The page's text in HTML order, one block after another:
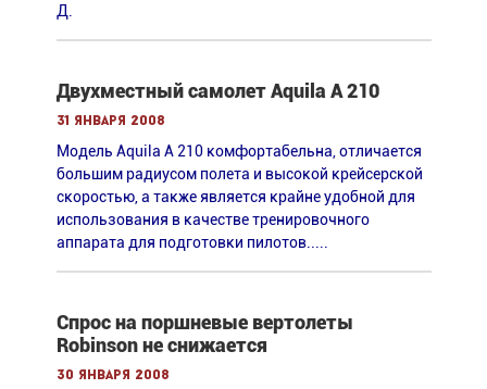
Д.
Двухместный самолет Aquila A 210
31 января 2008
Модель Aquila A 210 комфортабельна, отличается
большим радиусом полета и высокой крейсерской
скоростью, а также является крайне удобной для
использования в качестве тренировочного
аппарата для подготовки пилотов.....
Спрос на поршневые вертолеты
Robinson не снижается
30 января 2008